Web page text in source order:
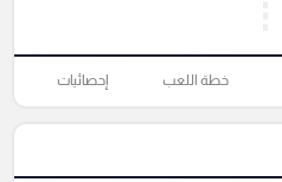
خطة اللعب إحصائيات